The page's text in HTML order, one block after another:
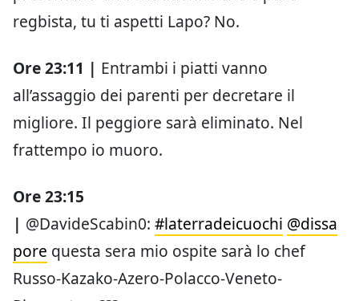
regbista, tu ti aspetti Lapo? No.
Ore 23:11 | Entrambi i piatti vanno
all’assaggio dei parenti per decretare il
migliore. Il peggiore sarà eliminato. Nel
frattempo io muoro.
Ore 23:15
| @DavideScabin0: #laterradeicuochi @dissa
pore questa sera mio ospite sarà lo chef
Russo-Kazako-Azero-Polacco-Veneto-